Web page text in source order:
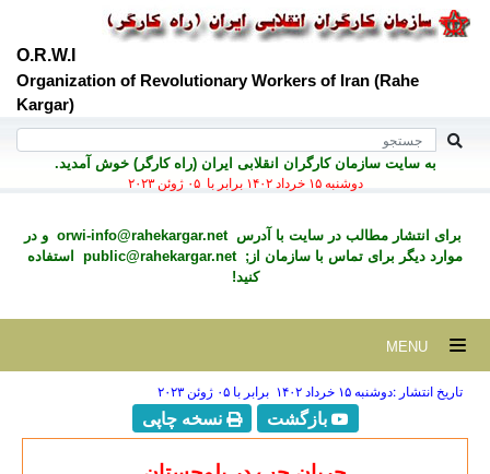
O.R.W.I
Organization of Revolutionary Workers of Iran (Rahe
Kargar)
به سايت سازمان کارگران انقلابی ايران (راه کارگر) خوش آمديد.
دوشنبه ۱۵ خرداد ۱۴۰۲ برابر با ۰۵ ژوئن ۲۰۲۳
برای انتشار مطالب در سايت با آدرسorwi-info@rahekargar.net و در
موارد ديگر برای تماس با سازمان از;public@rahekargar.net
استفاده
کنید!
تاریخ انتشار :دوشنبه ۱۵ خرداد ۱۴۰۲ برابر با ۰۵ ژوئن ۲۰۲۳
بازگشت نسخه چاپی